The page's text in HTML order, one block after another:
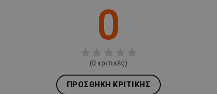
0
(0 κριτικές)
ΠΡΟΣΘΉΚΗ ΚΡΙΤΙΚΉΣ